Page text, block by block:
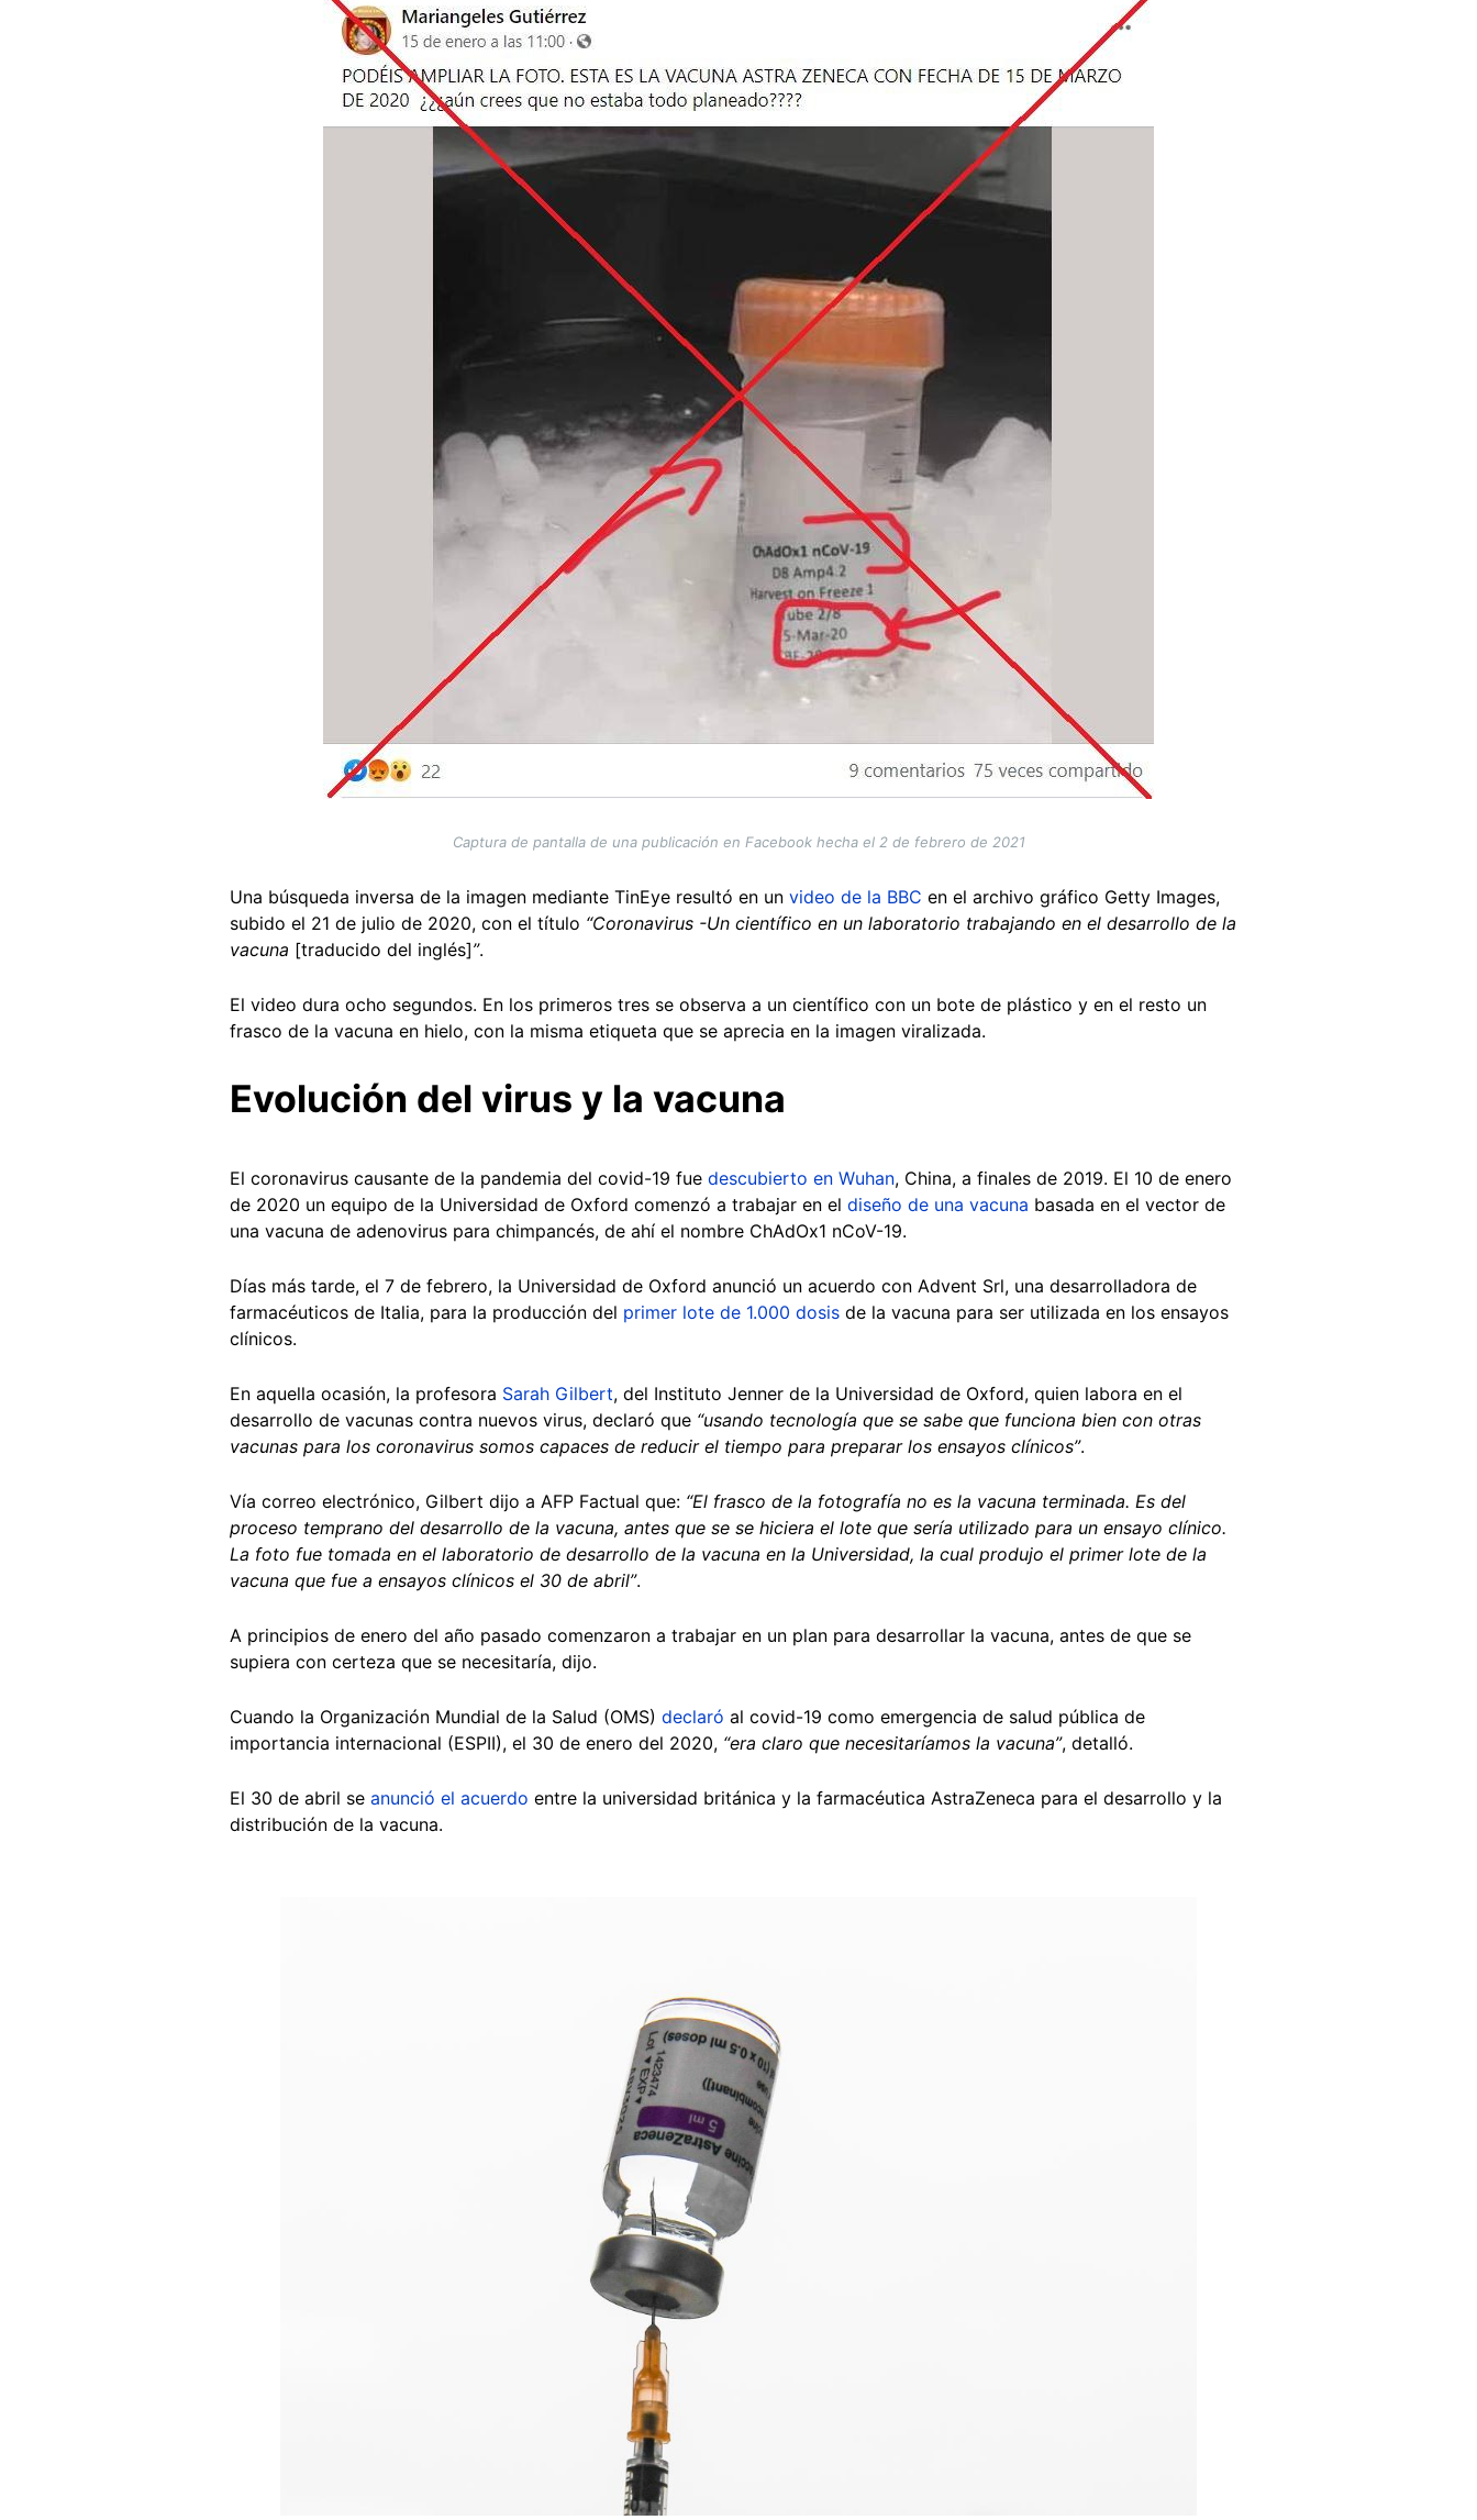
Captura de pantalla de una publicación en Facebook hecha el 2 de febrero de 2021
Una búsqueda inversa de la imagen mediante TinEye resultó en un video de la BBC en el archivo gráfico Getty Images,
subido el 21 de julio de 2020, con el título “Coronavirus -Un científico en un laboratorio trabajando en el desarrollo de la
vacuna [traducido del inglés]”.
El video dura ocho segundos. En los primeros tres se observa a un científico con un bote de plástico y en el resto un
frasco de la vacuna en hielo, con la misma etiqueta que se aprecia en la imagen viralizada.
Evolución del virus y la vacuna
El coronavirus causante de la pandemia del covid-19 fue descubierto en Wuhan, China, a finales de 2019. El 10 de enero
de 2020 un equipo de la Universidad de Oxford comenzó a trabajar en el diseño de una vacuna basada en el vector de
una vacuna de adenovirus para chimpancés, de ahí el nombre ChAdOx1 nCoV-19.
Días más tarde, el 7 de febrero, la Universidad de Oxford anunció un acuerdo con Advent Srl, una desarrolladora de
farmacéuticos de Italia, para la producción del primer lote de 1.000 dosis de la vacuna para ser utilizada en los ensayos
clínicos.
En aquella ocasión, la profesora Sarah Gilbert, del Instituto Jenner de la Universidad de Oxford, quien labora en el
desarrollo de vacunas contra nuevos virus, declaró que “usando tecnología que se sabe que funciona bien con otras
vacunas para los coronavirus somos capaces de reducir el tiempo para preparar los ensayos clínicos”.
Vía correo electrónico, Gilbert dijo a AFP Factual que: “El frasco de la fotografía no es la vacuna terminada. Es del
proceso temprano del desarrollo de la vacuna, antes que se se hiciera el lote que sería utilizado para un ensayo clínico.
La foto fue tomada en el laboratorio de desarrollo de la vacuna en la Universidad, la cual produjo el primer lote de la
vacuna que fue a ensayos clínicos el 30 de abril”.
A principios de enero del año pasado comenzaron a trabajar en un plan para desarrollar la vacuna, antes de que se
supiera con certeza que se necesitaría, dijo.
Cuando la Organización Mundial de la Salud (OMS) declaró al covid-19 como emergencia de salud pública de
importancia internacional (ESPII), el 30 de enero del 2020, “era claro que necesitaríamos la vacuna”, detalló.
El 30 de abril se anunció el acuerdo entre la universidad británica y la farmacéutica AstraZeneca para el desarrollo y la
distribución de la vacuna.